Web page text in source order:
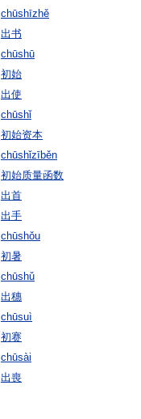
chūshīzhě
出书
chūshū
初始
出使
chūshǐ
初始资本
chūshǐzīběn
初始质量函数
出首
出手
chūshǒu
初暑
chūshǔ
出穗
chūsuì
初赛
chūsài
出喪